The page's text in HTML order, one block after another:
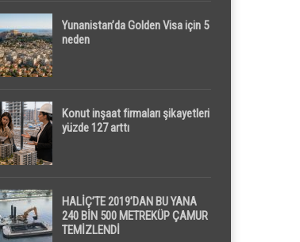
Yunanistan’da Golden Visa için 5
neden
Konut inşaat firmaları şikayetleri
yüzde 127 arttı
HALİÇ’TE 2019’DAN BU YANA
240 BİN 500 METREKÜP ÇAMUR
TEMİZLENDİ